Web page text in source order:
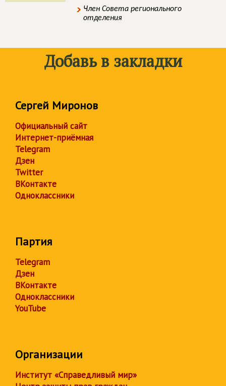
Член Совета регионального
отделения
Добавь в закладки
Сергей Миронов
Официальный сайт
Интернет-приёмная
Telegram
Дзен
Twitter
ВКонтакте
Одноклассники
Партия
Telegram
Дзен
ВКонтакте
Одноклассники
YouTube
Организации
Институт «Справедливый мир»